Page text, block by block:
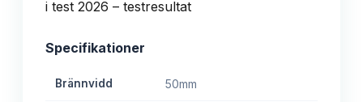
Specifikationer
Brännvidd 50mm